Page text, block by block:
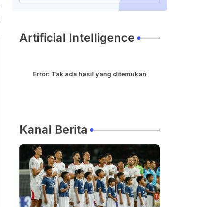
Artificial Intelligence
Error: Tak ada hasil yang ditemukan
Kanal Berita